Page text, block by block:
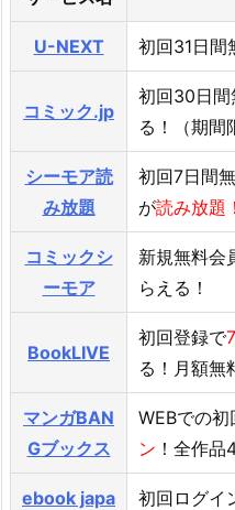
U-NEXT 初回31日間
コミック.jp
初回30日間
る！（期間
シーモア読
み放題
初回7日間
が読み放題！
コミックシ
ーモア
新規無料会
らえる！
BookLIVE
初回登録で
る！月額無
マンガBAN
Gブックス
WEBでの
ン ！全作品
ebook japa
初回ログイ